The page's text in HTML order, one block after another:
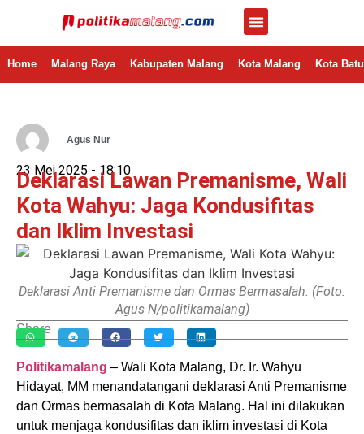
Home Malang Raya Kabupaten Malang Kota Malang Kota Batu
Agus Nur
23 Mei 2025 - 18:10
Deklarasi Lawan Premanisme, Wali
Kota Wahyu: Jaga Kondusifitas
dan Iklim Investasi
Deklarasi Anti Premanisme dan Ormas Bermasalah. (Foto:
Agus N/politikamalang)
Share
Politikamalang – Wali Kota Malang, Dr. Ir. Wahyu
Hidayat, MM menandatangani deklarasi Anti Premanisme
dan Ormas bermasalah di Kota Malang. Hal ini dilakukan
untuk menjaga kondusifitas dan iklim investasi di Kota